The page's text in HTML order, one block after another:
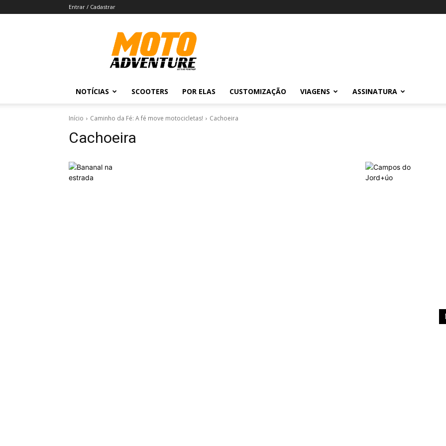
Entrar / Cadastrar
Revista
Moto
Adventure
NOTÍCIAS SCOOTERS POR ELAS CUSTOMIZAÇÃO VIAGENS ASSINATURA
Início Caminho da Fé: A fé move motocicletas! Cachoeira
Cachoeira